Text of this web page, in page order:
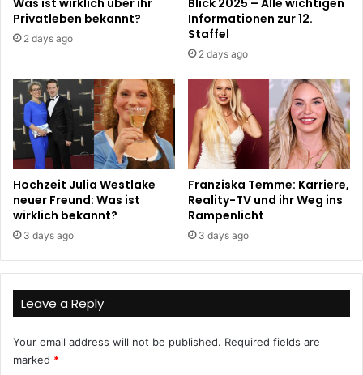
Privatleben bekannt?
2 days ago
Informationen zur 12.
Staffel
2 days ago
Hochzeit Julia Westlake
neuer Freund: Was ist
wirklich bekannt?
3 days ago
Franziska Temme: Karriere,
Reality-TV und ihr Weg ins
Rampenlicht
3 days ago
Leave a Reply
Your email address will not be published. Required fields are
marked *